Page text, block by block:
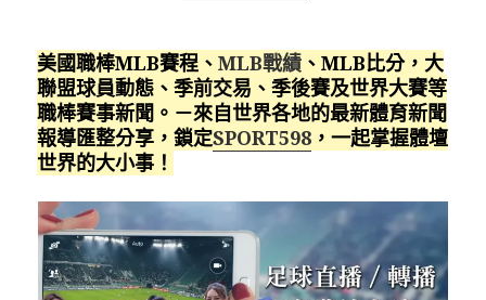
美國職棒MLB賽程、MLB戰績 、MLB比分，大
聯盟球員動態、季前交易、季後賽及世界大賽等
職棒賽事新聞。－來自世界各地的最新體育新聞
報導匯整分享，鎖定SPORT598 ，一起掌握體壇
世界的大小事！